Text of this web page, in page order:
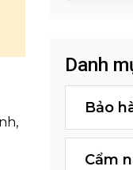
Danh
Bảo
Cẩm